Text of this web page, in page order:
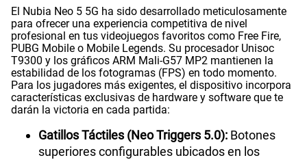
El Nubia Neo 5 5G ha sido desarrollado meticulosamente
para ofrecer una experiencia competitiva de nivel
profesional en tus videojuegos favoritos como Free Fire,
PUBG Mobile o Mobile Legends. Su procesador Unisoc
T9300 y los gráficos ARM Mali-G57 MP2 mantienen la
estabilidad de los fotogramas (FPS) en todo momento.
Para los jugadores más exigentes, el dispositivo incorpora
características exclusivas de hardware y software que te
darán la victoria en cada partida:
Gatillos Táctiles (Neo Triggers 5.0): Botones
superiores configurables ubicados en los